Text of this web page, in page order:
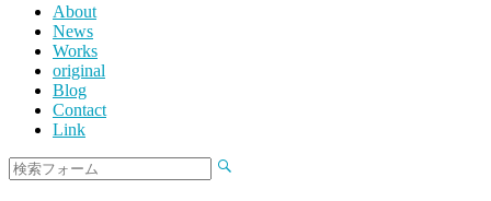
About
News
Works
original
Blog
Contact
Link